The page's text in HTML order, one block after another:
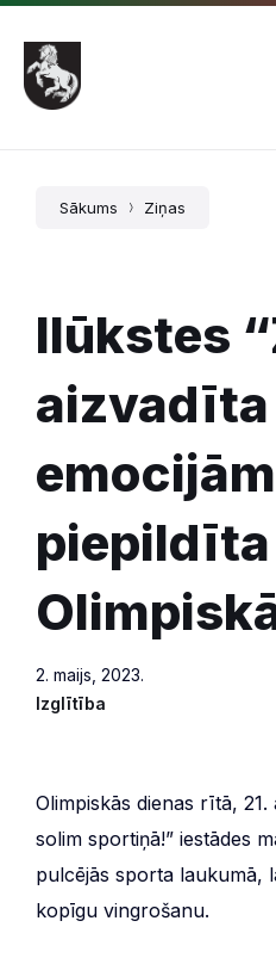
Pāriet
saturu
Skip
main
navigation
Skip
footer
Sākums Ziņas
Ilūkstes
aizvadīta
emocijām
piepildīta
2. maijs, 2023.
Izglītība
Olimpiskās dienas rītā,
solim sportiņā!” iestādes
pulcējās sporta laukumā,
kopīgu vingrošanu.